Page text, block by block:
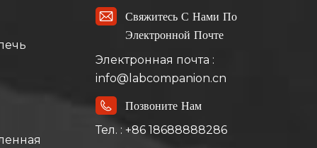
Свяжитесь С Нами По
Электронной Почте
Электронная почта :
info@labcompanion.cn
Позвоните Нам
Тел. : +86 18688888286